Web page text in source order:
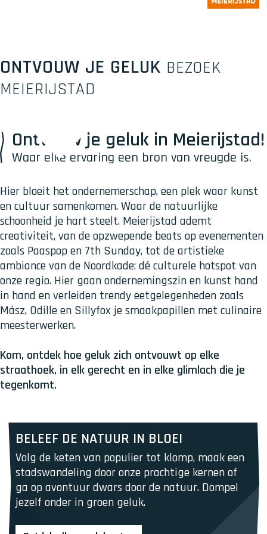
ONTVOUW JE GELUK BEZOEK
MEIERIJSTAD
Ontvouw je geluk in Meierijstad!
Waar elke ervaring een bron van vreugde is.
Hier bloeit het ondernemerschap, een plek waar kunst
en cultuur samenkomen. Waar de natuurlijke
schoonheid je hart steelt. Meierijstad ademt
creativiteit, van de opzwepende beats op evenementen
zoals Paaspop en 7th Sunday, tot de artistieke
ambiance van de Noordkade: dé culturele hotspot van
onze regio. Hier gaan ondernemingszin en kunst hand
in hand en verleiden trendy eetgelegenheden zoals
Mász, Odille en Sillyfox je smaakpapillen met culinaire
meesterwerken.
Kom, ontdek hoe geluk zich ontvouwt op elke
straathoek, in elk gerecht en in elke glimlach die je
tegenkomt.
BELEEF DE NATUUR IN BLOEI
Volg de keten van populier tot klomp, maak een
stadswandeling door onze prachtige kernen of
ga op avontuur dwars door de natuur. Dompel
jezelf onder in groen geluk.
B
e
l
e
e
f
d